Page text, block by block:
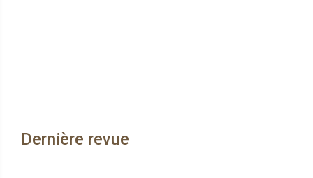
Dernière revue